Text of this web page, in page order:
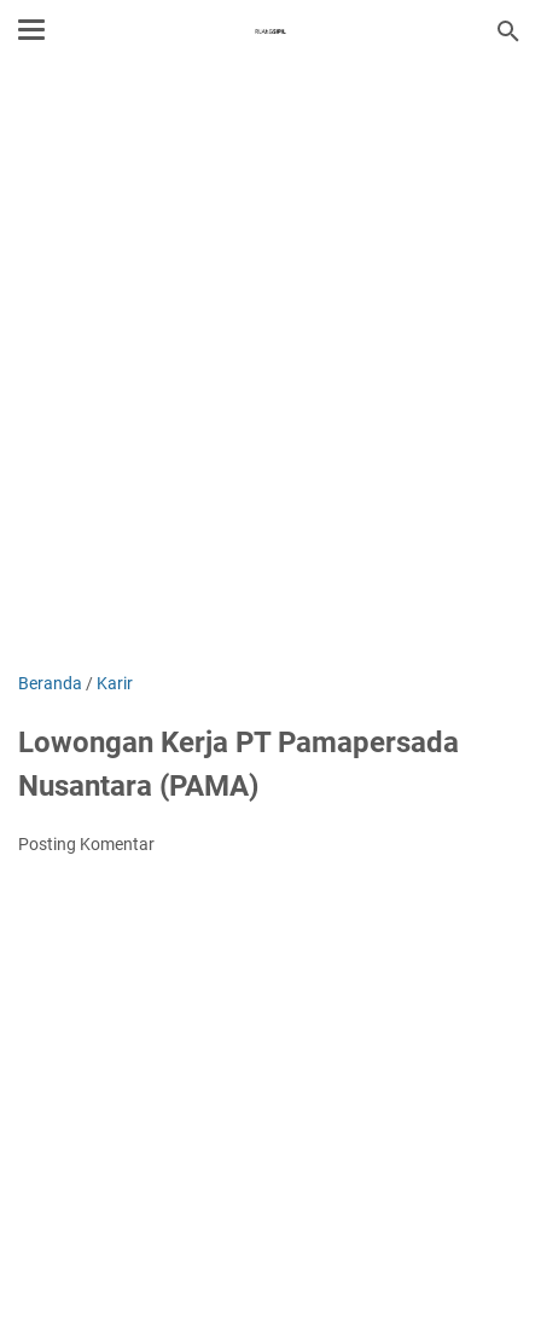
Beranda / Karir
Lowongan Kerja PT Pamapersada
Nusantara (PAMA)
Posting Komentar